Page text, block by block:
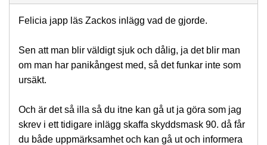
Felicia japp läs Zackos inlägg vad de gjorde.
Sen att man blir väldigt sjuk och dålig, ja det blir man
om man har panikångest med, så det funkar inte som
ursäkt.
Och är det så illa så du itne kan gå ut ja göra som jag
skrev i ett tidigare inlägg skaffa skyddsmask 90. då får
du både uppmärksamhet och kan gå ut och informera